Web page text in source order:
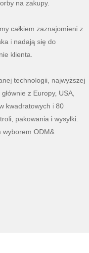
na zakupy.
całkiem zaznajomieni z
i nadają się do
klienta.
technologii, najwyższej
z Europy, USA,
kwadratowych i 80
pakowania i wysyłki.
wyborem ODM&